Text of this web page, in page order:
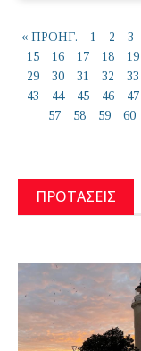
« ΠΡΟΗΓ. 1 2 3
15
16 17 18 19
29
30 31 32 33
43
44 45 46 47
57
58 59 60
ΠΡΟΤΑΣΕΙΣ